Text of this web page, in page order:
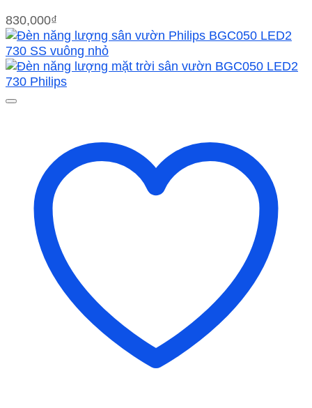
830,000₫